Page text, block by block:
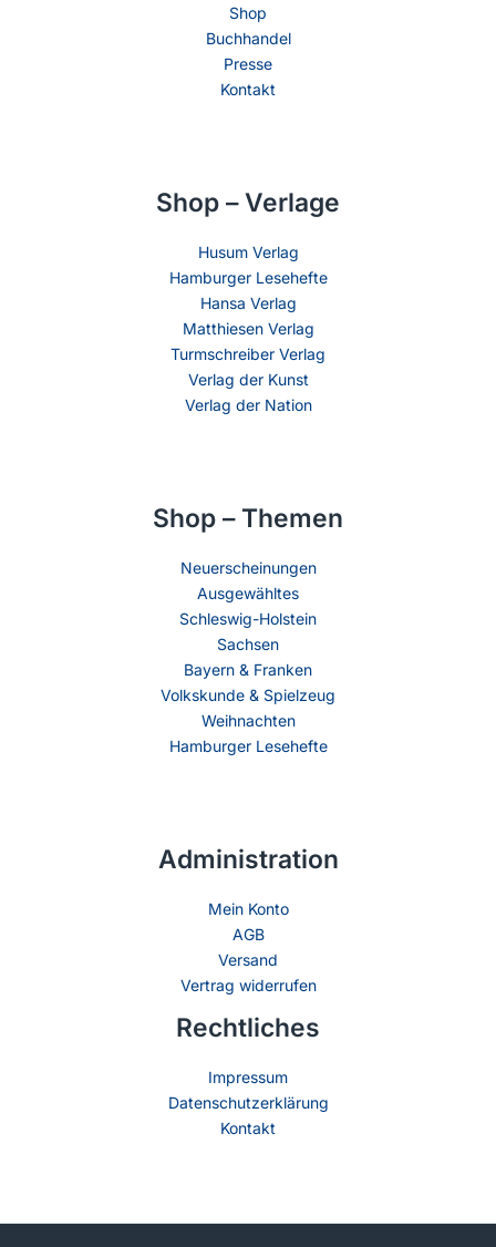
Shop
Buchhandel
Presse
Kontakt
Shop – Verlage
Husum Verlag
Hamburger Lesehefte
Hansa Verlag
Matthiesen Verlag
Turmschreiber Verlag
Verlag der Kunst
Verlag der Nation
Shop – Themen
Neuerscheinungen
Ausgewähltes
Schleswig-Holstein
Sachsen
Bayern & Franken
Volkskunde & Spielzeug
Weihnachten
Hamburger Lesehefte
Administration
Mein Konto
AGB
Versand
Vertrag widerrufen
Rechtliches
Impressum
Datenschutzerklärung
Kontakt